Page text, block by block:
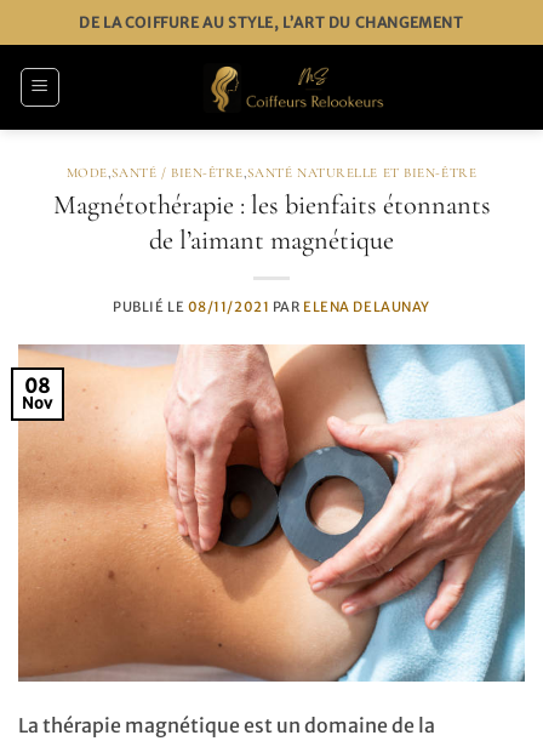
au
contenu
DE LA COIFFURE AU STYLE, L’ART DU CHANGEMENT
MODE,SANTÉ / BIEN-ÊTRE,SANTÉ NATURELLE ET BIEN-ÊTRE
Magnétothérapie : les bienfaits étonnants
de l’aimant magnétique
PUBLIÉ LE 08/11/2021 PAR ELENA DELAUNAY
08
Nov
La thérapie magnétique est un domaine de la